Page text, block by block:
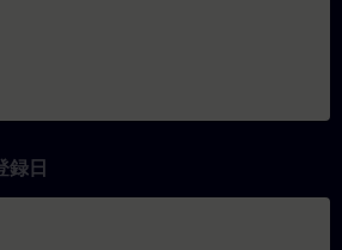
録日